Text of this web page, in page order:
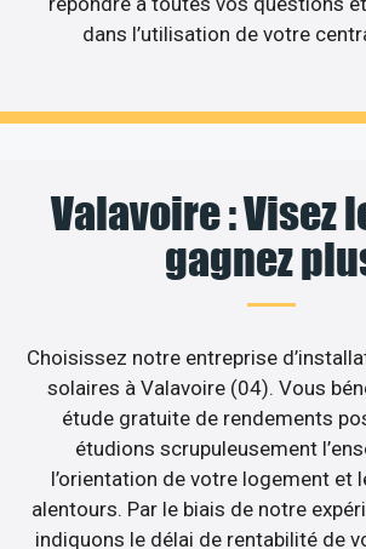
dans l’utilisation de votre
Valavoire : Visez
gagnez
Choisissez notre entreprise
solaires à Valavoire (04). Vous
étude gratuite de rendements
étudions scrupuleusement
l’orientation de votre logement et
alentours. Par le biais de notre
indiquons le délai de rentabilité de